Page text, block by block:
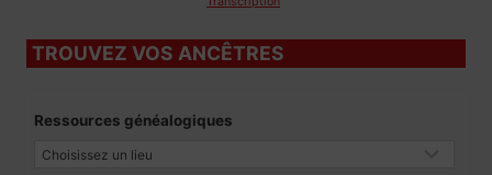
TROUVEZ VOS ANCÊTRES
Ressources généalogiques